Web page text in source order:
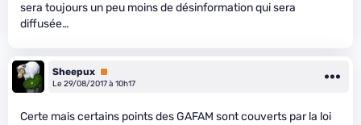
sera toujours un peu moins de désinformation qui sera
diffusée…
Sheepux Premium
Le 29/08/2017 à 10h17
Certe mais certains points des GAFAM sont couverts par la loi